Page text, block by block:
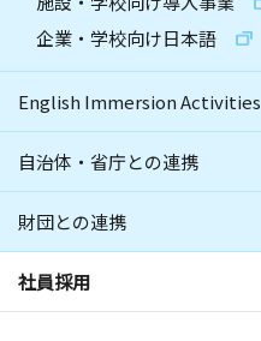
企業・学校向け日本語
English Immersion Activities
自治体・省庁との連携
財団との連携
社員採用